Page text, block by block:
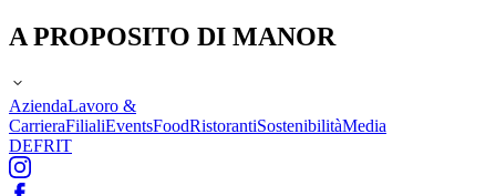
A PROPOSITO DI MANOR
AziendaLavoro &
CarrieraFilialiEventsFoodRistorantiSostenibilitàMedia
DEFRIT